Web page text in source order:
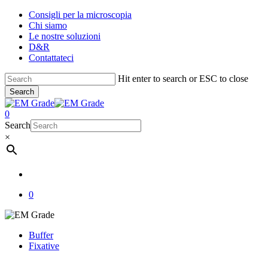
Skip
main
content
Consigli per la microscopia
Chi siamo
Le nostre soluzioni
D&R
Contattateci
Hit enter to search or ESC to close
Search
Close
Search
account
0
Menu
Search
×
0
Buffer
Fixative